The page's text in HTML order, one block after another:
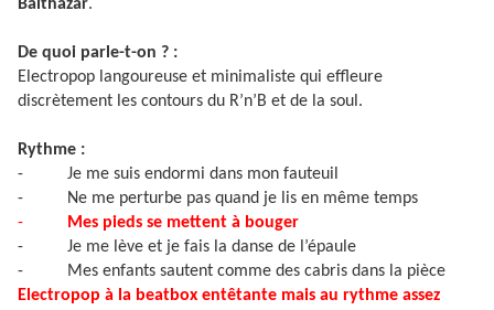
Balthazar.
De quoi parle-t-on ? :
Electropop langoureuse et minimaliste qui effleure
discrètement les contours du R’n’B et de la soul.
Rythme :
-
Je me suis endormi dans mon fauteuil
-
Ne me perturbe pas quand je lis en même temps
-
Mes pieds se mettent à bouger
-
Je me lève et je fais la danse de l’épaule
-
Mes enfants sautent comme des cabris dans la pièce
Electropop à la beatbox entêtante mais au rythme assez